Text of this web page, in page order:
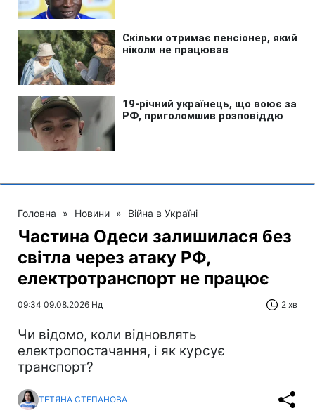
Головна » Новини » Війна в Україні
Частина Одеси залишилася без
світла через атаку РФ,
електротранспорт не працює
09:34 09.08.2026 Нд 2 хв
Чи відомо, коли відновлять
електропостачання, і як курсує
транспорт?
ТЕТЯНА СТЕПАНОВА